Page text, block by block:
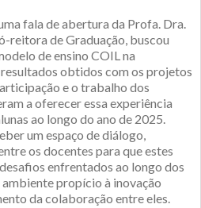
fala de abertura da Profa. Dra.
reitora de Graduação, buscou
de ensino COIL na
obtidos com os projetos
e o trabalho dos
a oferecer essa experiência
ao longo do ano de 2025.
um espaço de diálogo,
os docentes para que estes
enfrentados ao longo dos
propício à inovação
da colaboração entre eles.